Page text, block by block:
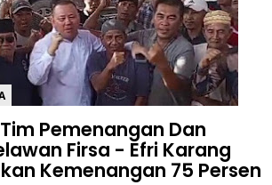
Pemenangan Dan
Firsa - Efri Karang
Kemenangan 75 Persen